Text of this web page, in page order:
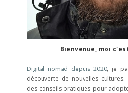
Bienvenue, moi
Digital nomad depuis 2020, je
découverte de nouvelles
des conseils pratiques pour